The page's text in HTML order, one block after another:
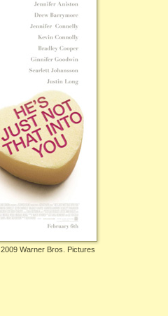
2009 Warner Bros. Pictures